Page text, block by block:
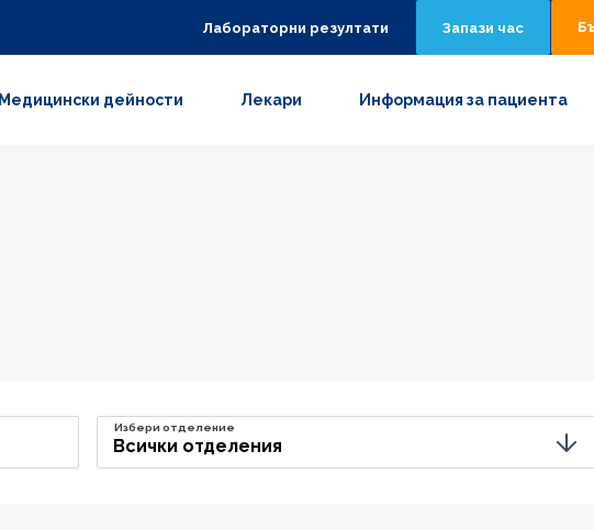
Лабораторни резултати Запази час
Медицински дейности Лекари Информация за пациента
Всички отделения
Избери отделение